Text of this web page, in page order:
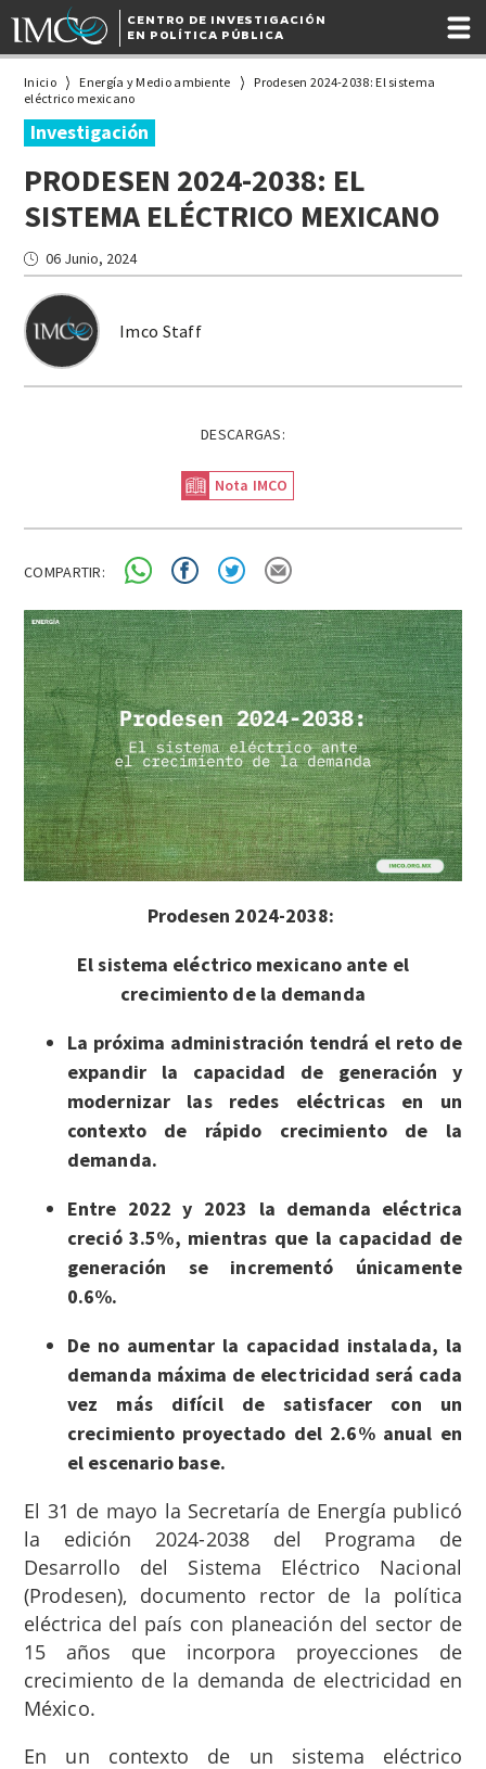
CENTRO DE INVESTIGACIÓN
EN POLÍTICA PÚBLICA
Inicio Energía y Medio ambiente
Prodesen 2024-2038: El sistema
eléctrico mexicano
Investigación
PRODESEN 2024-2038: EL
SISTEMA ELÉCTRICO MEXICANO
Imco Staff
06 Junio, 2024
DESCARGAS:
Nota IMCO
COMPARTIR:
Prodesen 2024-2038:
El sistema eléctrico mexicano ante el
crecimiento de la demanda
La próxima administración tendrá el reto de
expandir la capacidad de generación y
modernizar las redes eléctricas en un
contexto de rápido crecimiento de la
demanda.
Entre 2022 y 2023 la demanda eléctrica
creció 3.5%, mientras que la capacidad de
generación se incrementó únicamente
0.6%.
De no aumentar la capacidad instalada, la
demanda máxima de electricidad será cada
vez más difícil de satisfacer con un
crecimiento proyectado del 2.6% anual en
el escenario base.
El 31 de mayo la Secretaría de Energía publicó
la edición 2024-2038 del Programa de
Desarrollo del Sistema Eléctrico Nacional
(Prodesen), documento rector de la política
eléctrica del país con planeación del sector de
15 años que incorpora proyecciones de
crecimiento de la demanda de electricidad en
México.
En un contexto de un sistema eléctrico